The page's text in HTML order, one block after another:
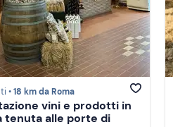
•18 km da Roma
vini e prodotti in
tenuta alle porte di